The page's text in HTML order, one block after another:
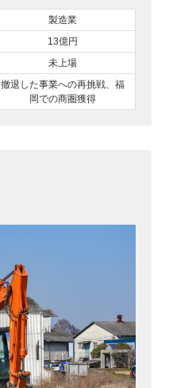
製造業
13億円
未上場
撤退した事業への再挑戦、福
岡での商圏獲得